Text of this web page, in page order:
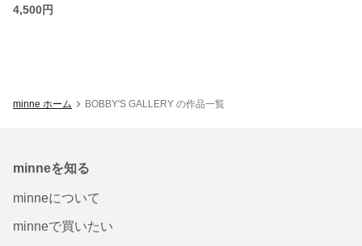
4,500円
minne ホーム BOBBY'S GALLERY の作品一覧
minneを知る
minneについて
minneで買いたい